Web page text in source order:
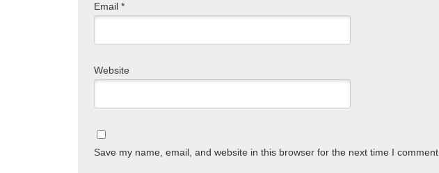
Email *
Website
Save my name, email, and website in this browser for the next time I comment.